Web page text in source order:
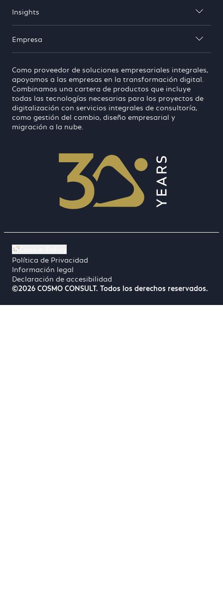

Insights

Empresa
Como proveedor de soluciones empresariales integrales,
apoyamos a las empresas en la transformación digital.
Combinamos una cartera de productos que incluye
todas las tecnologías necesarias para los proyectos de
digitalización con servicios integrales de consultoría,
como gestión del cambio, diseño empresarial y
migración a la nube.
Política de Privacidad
Información legal
Declaración de accesibilidad
©2026 COSMO CONSULT. Todos los derechos reservados.